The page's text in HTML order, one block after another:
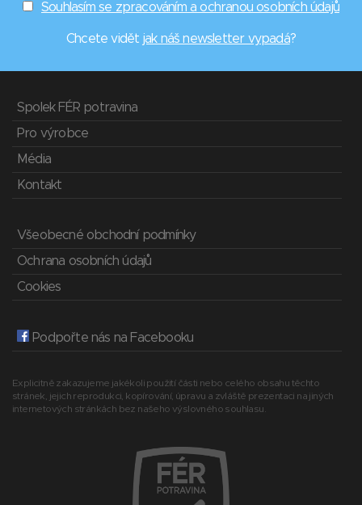
Souhlasím se zpracováním a ochranou osobních údajů
Chcete vidět jak náš newsletter vypadá?
Spolek FÉR potravina
Pro výrobce
Média
Kontakt
Všeobecné obchodní podmínky
Ochrana osobních údajů
Cookies
Podpořte nás na Facebooku
Explicitně zakazujeme jakékoli použití části nebo celého obsahu těchto
stránek, jejich reprodukci, kopírování, úpravu a zvláště prezentaci na jiných
internetových stránkách bez našeho výslovného souhlasu.